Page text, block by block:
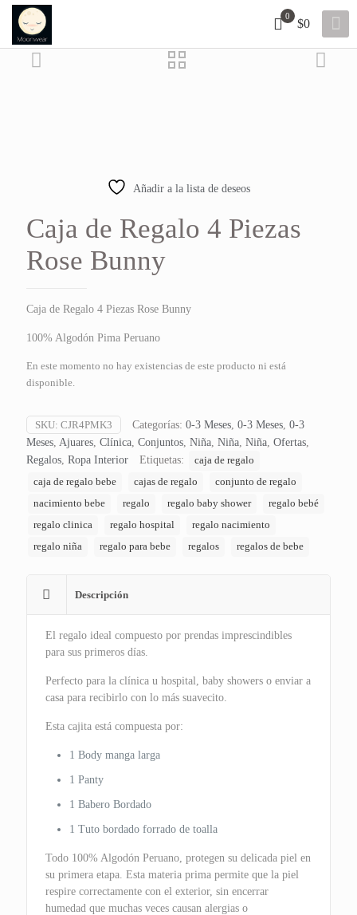
0
$0
Añadir a la lista de deseos
Caja de Regalo 4 Piezas
Rose Bunny
Caja de Regalo 4 Piezas Rose Bunny
100% Algodón Pima Peruano
En este momento no hay existencias de este producto ni está
disponible.
SKU: CJR4PMK3 Categorías: 0-3 Meses, 0-3 Meses, 0-3
Meses, Ajuares, Clínica, Conjuntos, Niña, Niña, Niña, Ofertas,
Regalos, Ropa Interior Etiquetas:
caja de regalo
caja de regalo bebe
cajas de regalo
conjunto de regalo
nacimiento bebe
regalo regalo baby shower
regalo bebé
regalo clinica
regalo hospital
regalo nacimiento
regalo niña
regalo para bebe regalos regalos de bebe
Descripción
El regalo ideal compuesto por prendas imprescindibles
para sus primeros días.
Perfecto para la clínica u hospital, baby showers o enviar a
casa para recibirlo con lo más suavecito.
Esta cajita está compuesta por:
1 Body manga larga
1 Panty
1 Babero Bordado
1 Tuto bordado forrado de toalla
Todo 100% Algodón Peruano, protegen su delicada piel en
su primera etapa. Esta materia prima permite que la piel
respire correctamente con el exterior, sin encerrar
humedad que muchas veces causan alergias o